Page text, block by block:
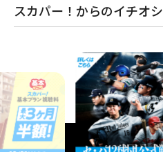
スカパー！からのイチオシ